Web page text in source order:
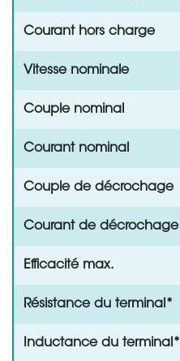
Courant hors charge
Vitesse nominale
Couple nominal
Courant nominal
Couple de décrochage
Courant de décrochage
Efficacité max.
Résistance du terminal*
Inductance du terminal*